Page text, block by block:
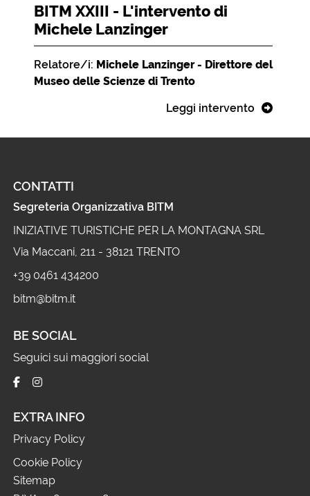
BITM XXIII - L'intervento di
Michele Lanzinger
Relatore/i: Michele Lanzinger - Direttore del
Museo delle Scienze di Trento
Leggi intervento
CONTATTI
Segreteria Organizzativa BITM
INIZIATIVE TURISTICHE PER LA MONTAGNA SRL
Via Maccani, 211 - 38121 TRENTO
+39 0461 434200
bitm@bitm.it
BE SOCIAL
Seguici sui maggiori social
EXTRA INFO
Privacy Policy
Cookie Policy
Sitemap